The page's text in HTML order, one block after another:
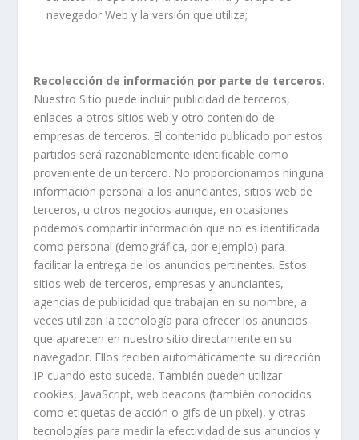
navegador Web y la versión que utiliza;
Recolección de información por parte de terceros.
Nuestro Sitio puede incluir publicidad de terceros,
enlaces a otros sitios web y otro contenido de
empresas de terceros. El contenido publicado por estos
partidos será razonablemente identificable como
proveniente de un tercero. No proporcionamos ninguna
información personal a los anunciantes, sitios web de
terceros, u otros negocios aunque, en ocasiones
podemos compartir información que no es identificada
como personal (demográfica, por ejemplo) para
facilitar la entrega de los anuncios pertinentes. Estos
sitios web de terceros, empresas y anunciantes,
agencias de publicidad que trabajan en su nombre, a
veces utilizan la tecnología para ofrecer los anuncios
que aparecen en nuestro sitio directamente en su
navegador. Ellos reciben automáticamente su dirección
IP cuando esto sucede. También pueden utilizar
cookies, JavaScript, web beacons (también conocidos
como etiquetas de acción o gifs de un píxel), y otras
tecnologías para medir la efectividad de sus anuncios y